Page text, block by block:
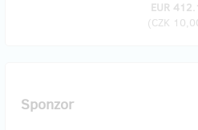
EUR
(CZK
Sponzor